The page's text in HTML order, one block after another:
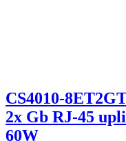
CS4010-
2x Gb RJ-45
60W